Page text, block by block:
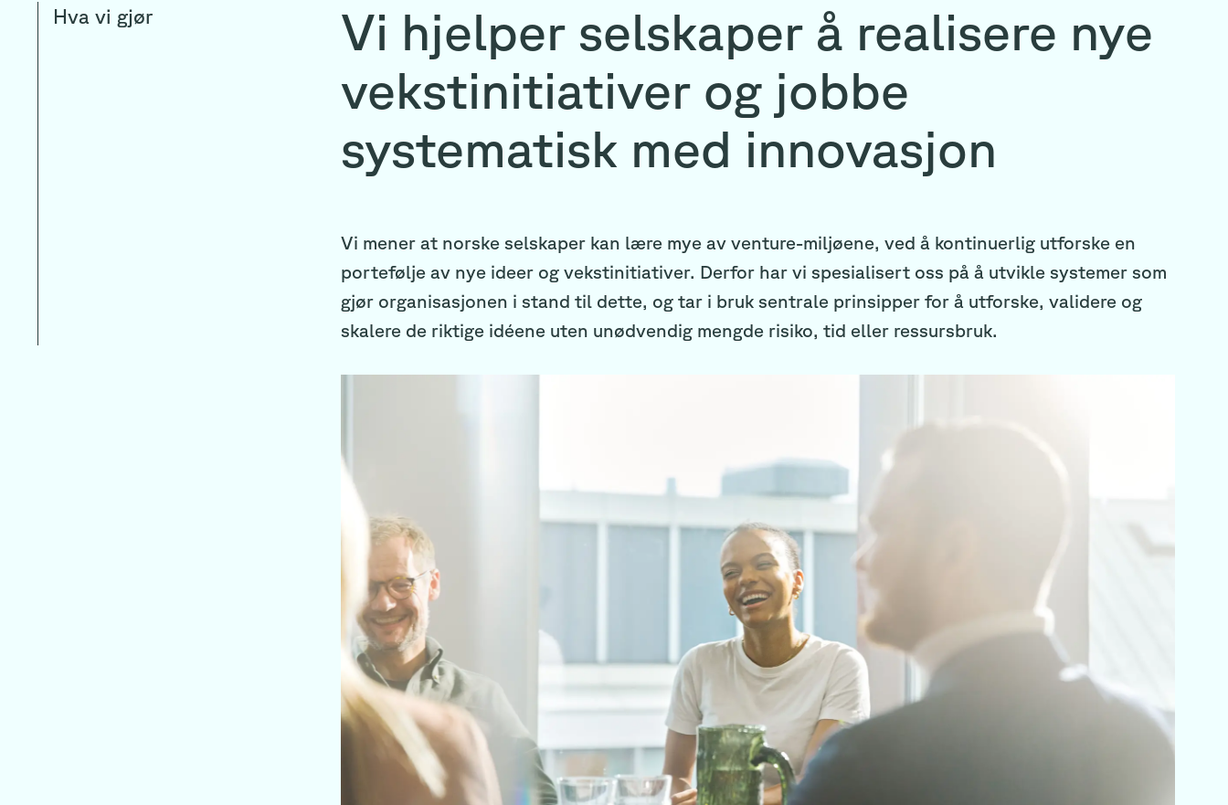
Hva vi gjør
Vi hjelper selskaper å realisere nye
vekstinitiativer og jobbe
systematisk med innovasjon
Vi mener at norske selskaper kan lære mye av venture-miljøene, ved å kontinuerlig utforske en
portefølje av nye ideer og vekstinitiativer. Derfor har vi spesialisert oss på å utvikle systemer som
gjør organisasjonen i stand til dette, og tar i bruk sentrale prinsipper for å utforske, validere og
skalere de riktige idéene uten unødvendig mengde risiko, tid eller ressursbruk.